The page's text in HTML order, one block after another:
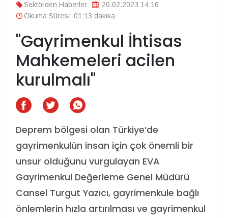
Sektörden Haberler
20.02.2023 14:16
Okuma Süresi: 01:13 dakika
"Gayrimenkul İhtisas
Mahkemeleri acilen
kurulmalı"
Deprem bölgesi olan Türkiye’de
gayrimenkulün insan için çok önemli bir
unsur olduğunu vurgulayan EVA
Gayrimenkul Değerleme Genel Müdürü
Cansel Turgut Yazıcı, gayrimenkule bağlı
önlemlerin hızla artırılması ve gayrimenkul